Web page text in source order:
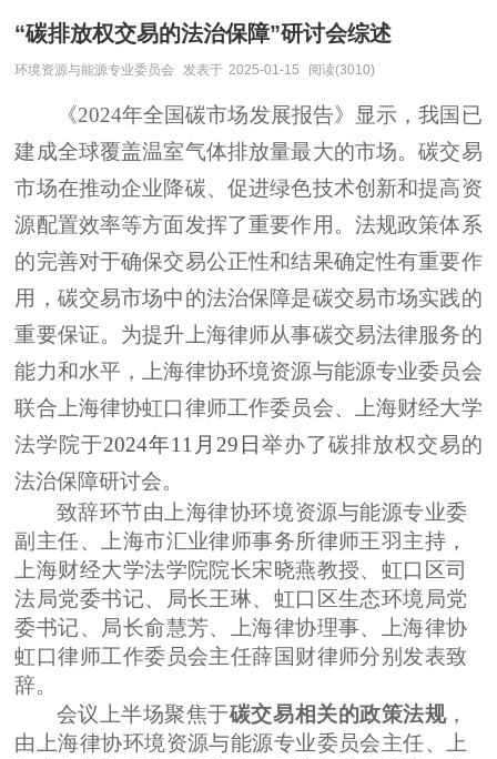
“碳排放权交易的法治保障”研讨会综述
环境资源与能源专业委员会 发表于 2025-01-15 阅读(3010)
《2024年全国碳市场发展报告》显示，我国已
建成全球覆盖温室气体排放量最大的市场。碳交易
市场在推动企业降碳、促进绿色技术创新和提高资
源配置效率等方面发挥了重要作用。法规政策体系
的完善对于确保交易公正性和结果确定性有重要作
用，碳交易市场中的法治保障是碳交易市场实践的
重要保证。为提升上海律师从事碳交易法律服务的
能力和水平，上海律协环境资源与能源专业委员会
联合上海律协虹口律师工作委员会、上海财经大学
法学院于2024年11月29 日 举办了碳排放权交易的
法治保障研讨会。
致辞环节由上海律协环境资源与能源专业委
副主任、上海市汇业律师事务所律师王羽主持，
上海财经大学法学院院长宋晓燕教授、虹口区司
法局党委书记、局长王琳、虹口区生态环境局党
委书记、局长俞慧芳、上海律协理事、上海律协
虹口律师工作委员会主任薛国财律师分别发表致
辞。
会议上半场聚焦于碳交易相关的政策法规，
由上海律协环境资源与能源专业委员会主任、上